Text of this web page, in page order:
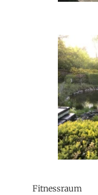
Fitnessraum